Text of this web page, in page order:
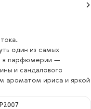
один из самых
в парфюмерии —
и сандалового
ароматом ириса и яркой